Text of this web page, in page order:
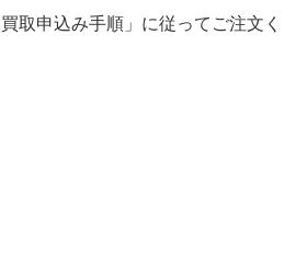
取申込み手順」に従ってご注文く